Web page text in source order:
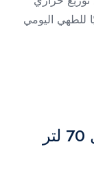
للطهي اليومي
مواصفات فرن كهربائي كومتيل 70 لتر